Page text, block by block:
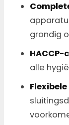
grondig
alle